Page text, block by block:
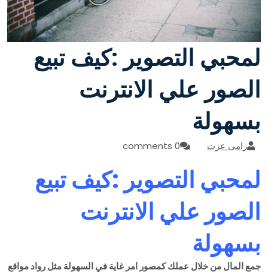
لمحبي التصوير :كيف تبيع
الصور علي الانترنت
بسهولة
رامى عزت 0 comments
لمحبي التصوير :كيف تبيع
الصور علي الانترنت
بسهولة
جمع المال من خلال عملك كمصور امر غاية في السهولة مثل رواد مواقع